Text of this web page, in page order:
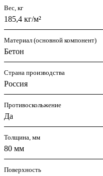
Вес, кг
185,4 кг/м²
Материал (основной компонент)
Бетон
Страна производства
Россия
Противоскольжение
Да
Толщина, мм
80 мм
Поверхность